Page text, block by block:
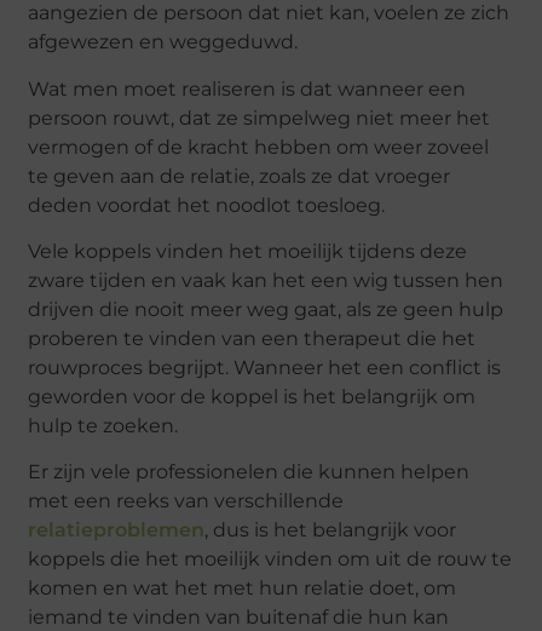
aangezien de persoon dat niet kan, voelen ze zich
afgewezen en weggeduwd.
Wat men moet realiseren is dat wanneer een
persoon rouwt, dat ze simpelweg niet meer het
vermogen of de kracht hebben om weer zoveel
te geven aan de relatie, zoals ze dat vroeger
deden voordat het noodlot toesloeg.
Vele koppels vinden het moeilijk tijdens deze
zware tijden en vaak kan het een wig tussen hen
drijven die nooit meer weg gaat, als ze geen hulp
proberen te vinden van een therapeut die het
rouwproces begrijpt. Wanneer het een conflict is
geworden voor de koppel is het belangrijk om
hulp te zoeken.
Er zijn vele professionelen die kunnen helpen
met een reeks van verschillende
relatieproblemen, dus is het belangrijk voor
koppels die het moeilijk vinden om uit de rouw te
komen en wat het met hun relatie doet, om
iemand te vinden van buitenaf die hun kan